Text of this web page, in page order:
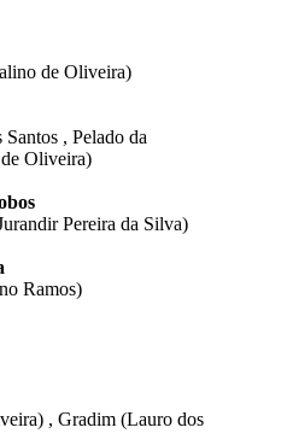
de Oliveira)
, Pelado da
Oliveira)
Pereira da Silva)
Ramos)
, Gradim (Lauro dos